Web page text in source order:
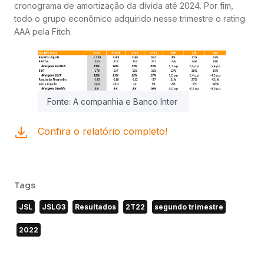
cronograma de amortização da dívida até 2024. Por fim,
todo o grupo econômico adquirido nesse trimestre o rating
AAA pela Fitch.
Fonte: A companhia e Banco Inter
Confira o relatório completo!
Tags
JSL JSLG3 Resultados 2T22 segundo trimestre
2022